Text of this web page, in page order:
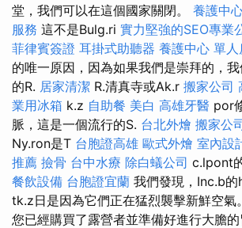
堂，我們可以在這個國家關閉。 養護中
服務 這不是Bulg.ri 實力堅強的SEO專業
菲律賓簽證 耳掛式助聽器 養護中心 單人
的唯一原因，因為如果我們是崇拜的，
的R. 居家清潔 R.清真寺或Ak.r 搬家公司
業用冰箱 k.z 自助餐 美白 高雄牙醫 por
脈，這是一個流行的S. 台北外燴 搬家公
Ny.ron是T 台胞證高雄 歐式外燴 室內設
推薦 撿骨 台中水療 除白蟻公司 c.lpont
餐飲設備 台胞證宜蘭 我們發現，Inc.b的
tk.z日是因為它們正在猛烈襲擊新鮮空氣
您已經購買了露營者並準備好進行大膽